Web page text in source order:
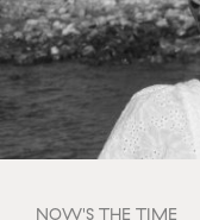
NOW'S THE TIME